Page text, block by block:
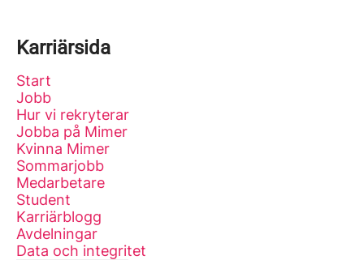
Karriärsida
Start
Jobb
Hur vi rekryterar
Jobba på Mimer
Kvinna Mimer
Sommarjobb
Medarbetare
Student
Karriärblogg
Avdelningar
Data och integritet